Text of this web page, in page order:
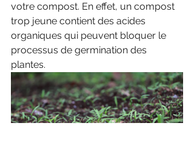
votre compost. En effet, un compost
trop jeune contient des acides
organiques qui peuvent bloquer le
processus de germination des
plantes.